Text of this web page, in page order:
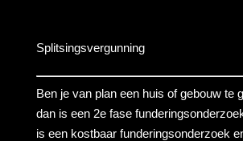
Splitsingsvergunning
Ben je van plan een huis of gebouw te
dan is een 2e fase
is een kostbaar funderingsonderzoek